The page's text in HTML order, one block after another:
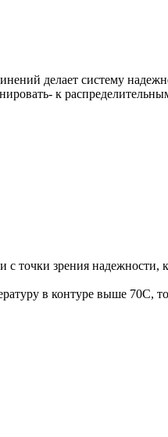
делает систему
к
точки зрения надежности,
в контуре выше 70С,